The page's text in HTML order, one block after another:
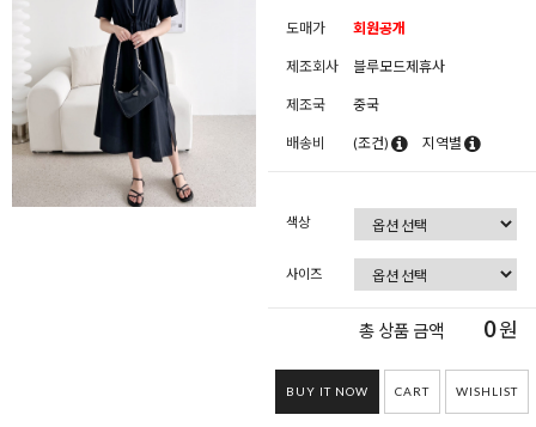
도매가 회원공개
제조회사 블루모드제휴사
제조국 중국
배송비 (조건) 지역별
색상
사이즈
총 상품 금액 0원
BUY IT NOW CART WISHLIST